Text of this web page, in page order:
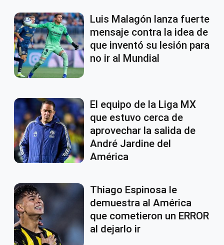
Luis Malagón lanza fuerte
mensaje contra la idea de
que inventó su lesión para
no ir al Mundial
El equipo de la Liga MX
que estuvo cerca de
aprovechar la salida de
André Jardine del
América
Thiago Espinosa le
demuestra al América
que cometieron un ERROR
al dejarlo ir